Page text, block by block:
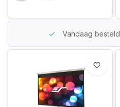
Vandaag besteld